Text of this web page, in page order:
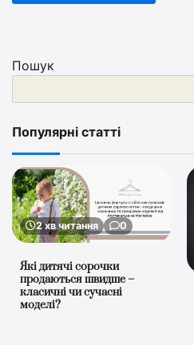
Пошук
Популярні статті
2 хв читання 0
Які дитячі сорочки
продаються швидше –
класичні чи сучасні
моделі?